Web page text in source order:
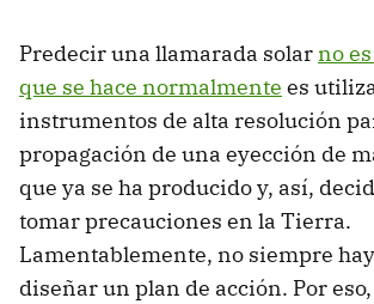
Predecir una llamarada solarno
que se hace normalmente es
instrumentos de alta resolución
propagación de una eyección de
que ya se ha producido y, así,
tomar precauciones en la Tierra.
Lamentablemente, no siempre
diseñar un plan de acción. Por